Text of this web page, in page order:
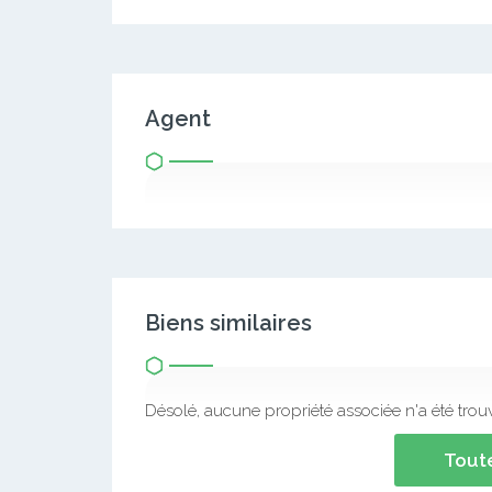
Agent
Biens similaires
Désolé, aucune propriété associée n'a été